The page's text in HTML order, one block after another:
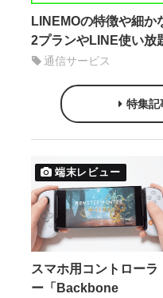
LINEMOの特徴や細か
2プランやLINE使い放
通信サービス
特集記
端末レビュー
スマホ用コントローラ
ー「Backbone